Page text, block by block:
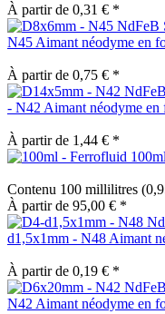
À partir de 0,31 € *
N45 Aimant néodyme en
À partir de 0,75 € *
- N42 Aimant néodyme en
À partir de 1,44 € *
Contenu 100 millilitres
À partir de 95,00 € *
d1,5x1mm - N48 Aimant
À partir de 0,19 € *
N42 Aimant néodyme en